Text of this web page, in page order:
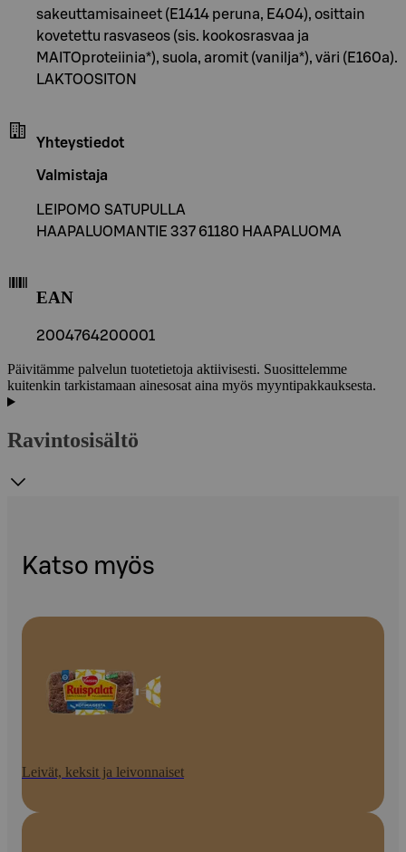
sakeuttamisaineet (E1414 peruna, E404), osittain
kovetettu rasvaseos (sis. kookosrasvaa ja
MAITOproteiinia*), suola, aromit (vanilja*), väri (E160a).
LAKTOOSITON
Yhteystiedot
Valmistaja
LEIPOMO SATUPULLA
HAAPALUOMANTIE 337 61180 HAAPALUOMA
EAN
2004764200001
Päivitämme palvelun tuotetietoja aktiivisesti. Suosittelemme
kuitenkin tarkistamaan ainesosat aina myös myyntipakkauksesta.
Ravintosisältö
Katso myös
Leivät, keksit ja leivonnaiset